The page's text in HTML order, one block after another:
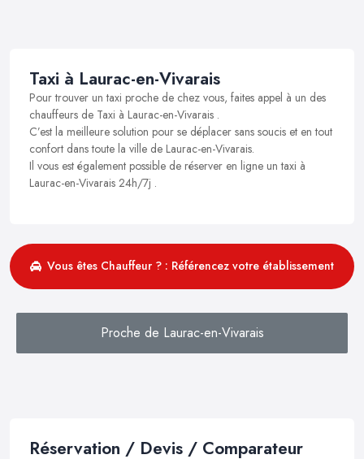
Taxi à Laurac-en-Vivarais
Pour trouver un taxi proche de chez vous, faites appel à un des
chauffeurs de Taxi à Laurac-en-Vivarais .
C’est la meilleure solution pour se déplacer sans soucis et en tout
confort dans toute la ville de Laurac-en-Vivarais.
Il vous est également possible de réserver en ligne un taxi à
Laurac-en-Vivarais 24h/7j .
Vous êtes Chauffeur ? : Référencez votre établissement
Proche de Laurac-en-Vivarais
Réservation / Devis / Comparateur